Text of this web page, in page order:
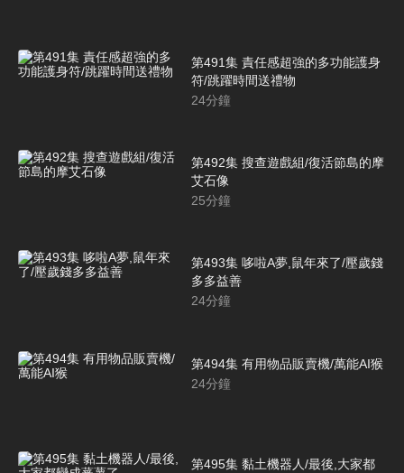
第491集 責任感超強的多功能護身
符/跳躍時間送禮物
24分鐘
第492集 搜查遊戲組/復活節島的摩
艾石像
25分鐘
第493集 哆啦A夢,鼠年來了/壓歲錢
多多益善
24分鐘
第494集 有用物品販賣機/萬能AI猴
24分鐘
第495集 黏土機器人/最後,大家都